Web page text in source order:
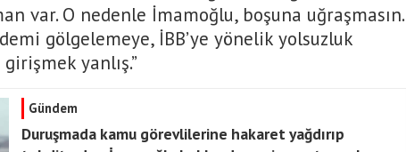
var. O nedenle İmamoğlu, boşuna uğraşmasın.
gölgelemeye, İBB’ye yönelik yolsuzluk
yanlış.”
Gündem
Duruşmada kamu görevlilerine hakaret yağdırıp